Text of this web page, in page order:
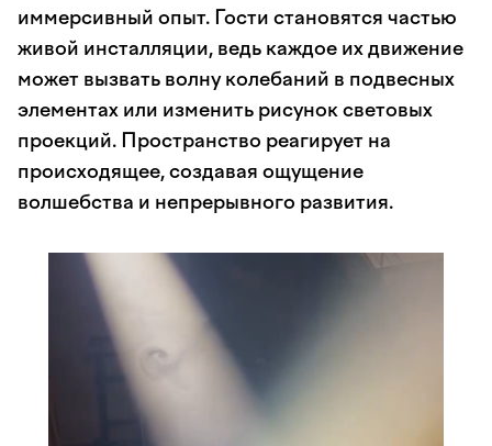
иммерсивный опыт. Гости становятся частью
живой инсталляции, ведь каждое их движение
может вызвать волну колебаний в подвесных
элементах или изменить рисунок световых
проекций. Пространство реагирует на
происходящее, создавая ощущение
волшебства и непрерывного развития.